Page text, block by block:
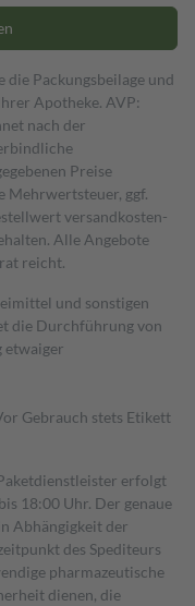
die Packungsbeilage und
Apotheke. AVP:
nach der
Preise
Mehrwertsteuer, ggf.
versand­kosten­
Alle Angebote
reicht.
und sonstigen
die Durchführung von
etwaiger
Gebrauch stets Etikett
erfolgt
18:00 Uhr. Der genaue
Abhängigkeit der
des Spediteurs
pharmazeutische
dienen, die